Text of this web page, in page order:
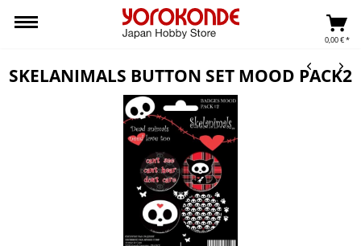
0,00 € *
SKELANIMALS BUTTON SET MOOD PACK2